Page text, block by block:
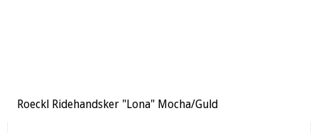
Roeckl Ridehandsker "Lona" Mocha/Guld